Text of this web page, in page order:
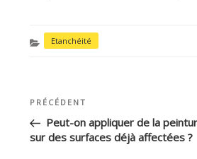
CATÉGORIES
Etanchéité
NAVIGATION
DE
L’ARTICLE
Article
précédent
PRÉCÉDENT
Peut-on appliquer de la
sur des surfaces déjà affectées ?